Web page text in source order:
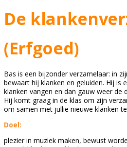
De
(Erfgoed)
Bas is een bijzonder verzamelaar: in
bewaart hij klanken en geluiden. Hij is
klanken vangen en dan gauw weer de
Hij komt graag in de klas om zijn
om samen met jullie nieuwe klanken
Doel:
plezier in muziek maken, bewust